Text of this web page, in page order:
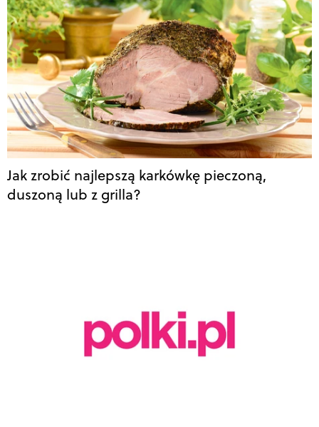
Jak zrobić najlepszą karkówkę pieczoną,
duszoną lub z grilla?